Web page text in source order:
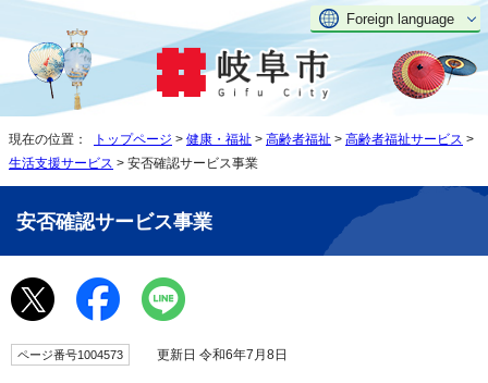
Foreign language
現在の位置： トップページ > 健康・福祉 > 高齢者福祉 > 高齢者福祉サービス >
生活支援サービス > 安否確認サービス事業
安否確認サービス事業
ページ番号1004573 更新日 令和6年7月8日